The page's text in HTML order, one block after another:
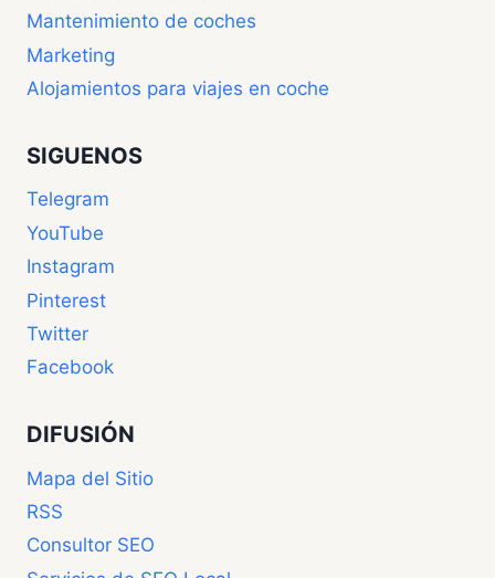
Mantenimiento de coches
Marketing
Alojamientos para viajes en coche
SIGUENOS
Telegram
YouTube
Instagram
Pinterest
Twitter
Facebook
DIFUSIÓN
Mapa del Sitio
RSS
Consultor SEO